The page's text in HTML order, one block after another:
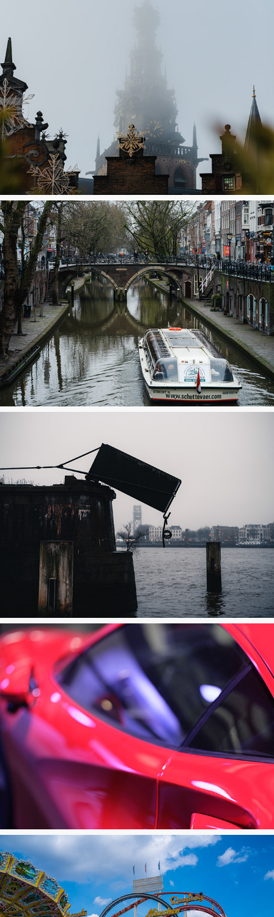
Nijmegen
Utrecht
Rotterdam
Motorworld Köln